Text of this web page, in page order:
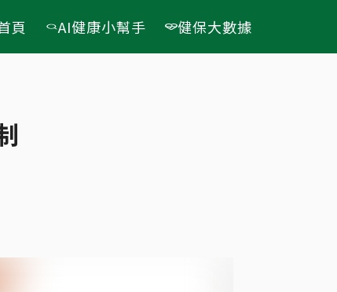
頁 AI健康小幫手 健保大數據